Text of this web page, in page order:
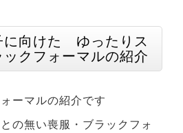
に向けた ゆったりス
クフォーマルの紹介
ーマルの紹介です
の無い喪服・ブラックフォ